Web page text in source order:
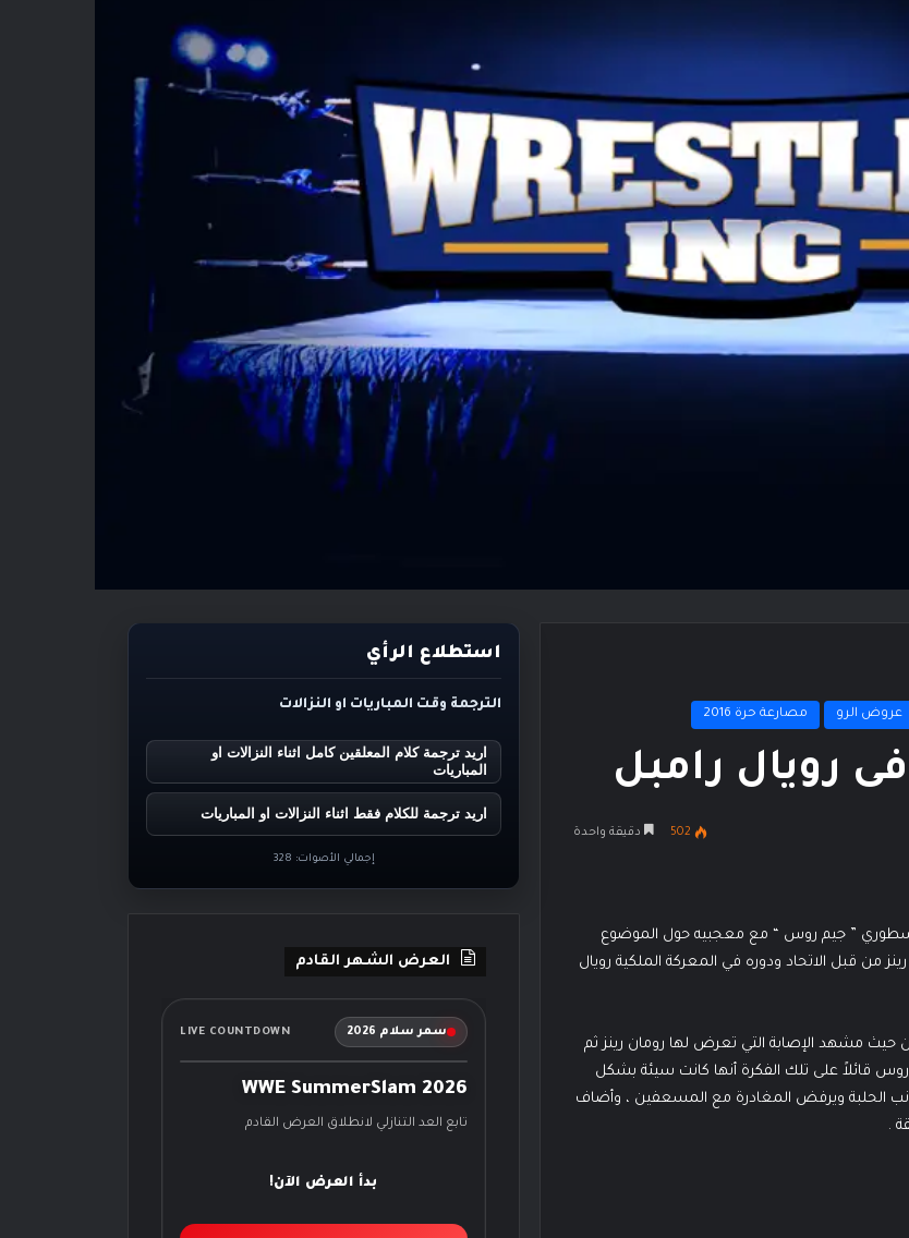
عروض الرو مصارعة حرة 2016
فى رويال رامبل
502 دقيقة واحدة
” جيم روس “ مع معجبيه حول الموضوع
من قبل الاتحاد ودوره في المعركة الملكية رويال
حيث مشهد الإصابة التي تعرض لها رومان رينز ثم
قائلاً على تلك الفكرة أنها كانت سيئة بشكل
الحلبة ويرفض المغادرة مع المسعفين ، وأضاف
.
استطلاع الرأي
الترجمة وقت المباريات او النزالات
اريد ترجمة كلام المعلقين كامل اثناء النزالات او
المباريات
اريد ترجمة للكلام فقط اثناء النزالات او المباريات
إجمالي الأصوات: 328
العرض الشهر القادم
سمر سلام 2026 LIVE COUNTDOWN
WWE SummerSlam 2026
تابع العد التنازلي لانطلاق العرض القادم
بدأ العرض الآن!